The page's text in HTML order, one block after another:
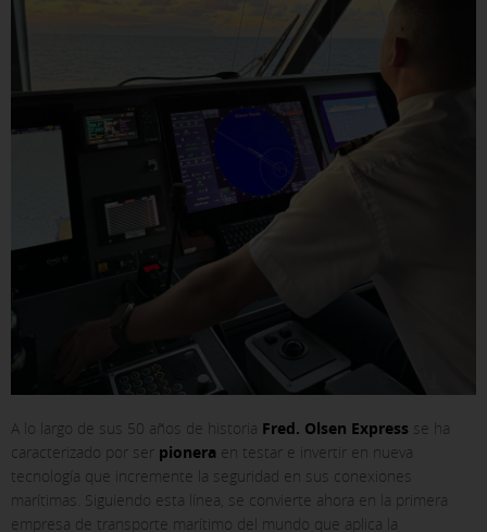
A lo largo de sus 50 años de historia Fred. Olsen Express se ha
caracterizado por ser pionera en testar e invertir en nueva
tecnología que incremente la seguridad en sus conexiones
marítimas. Siguiendo esta línea, se convierte ahora en la primera
empresa de transporte marítimo del mundo que aplica la